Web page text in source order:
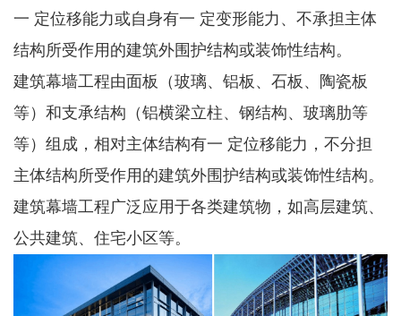
一 定位移能力或自身有一 定变形能力、不承担主体
结构所受作用的建筑外围护结构或装饰性结构。
建筑幕墙工程由面板（玻璃、铝板、石板、陶瓷板
等）和支承结构（铝横梁立柱、钢结构、玻璃肋等
等）组成，相对主体结构有一 定位移能力，不分担
主体结构所受作用的建筑外围护结构或装饰性结构。
建筑幕墙工程广泛应用于各类建筑物，如高层建筑、
公共建筑、住宅小区等。